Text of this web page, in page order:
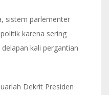
sistem parlementer
karena sering
kali pergantian
Dekrit Presiden